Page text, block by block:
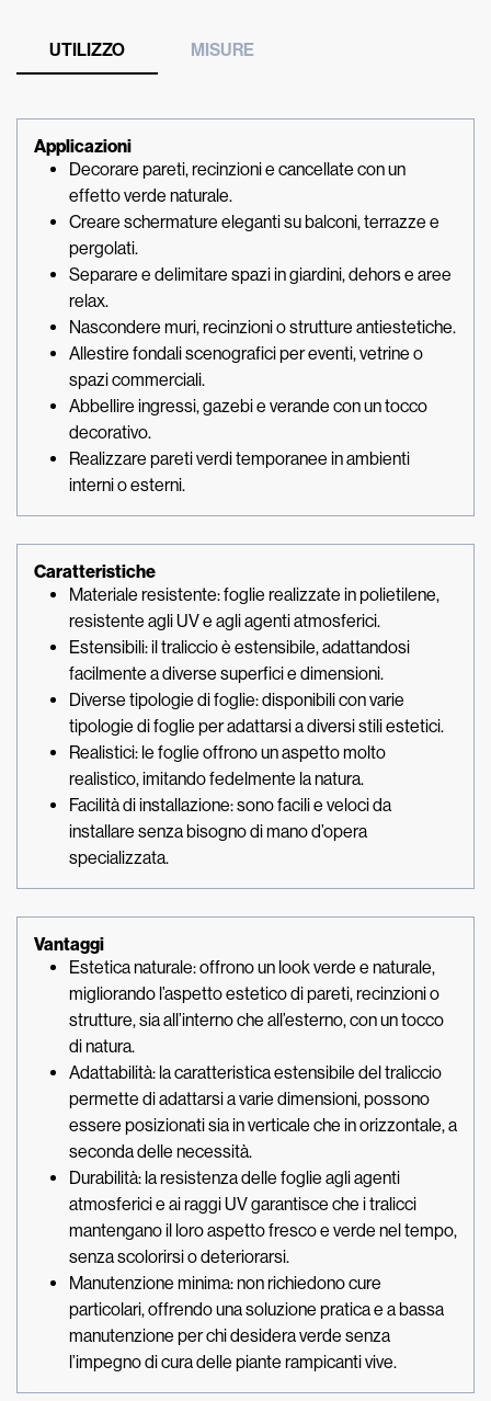
UTILIZZO MISURE
Applicazioni
Decorare pareti, recinzioni e cancellate con un
effetto verde naturale.
Creare schermature eleganti su balconi, terrazze e
pergolati.
Separare e delimitare spazi in giardini, dehors e aree
relax.
Nascondere muri, recinzioni o strutture antiestetiche.
Allestire fondali scenografici per eventi, vetrine o
spazi commerciali.
Abbellire ingressi, gazebi e verande con un tocco
decorativo.
Realizzare pareti verdi temporanee in ambienti
interni o esterni.
Caratteristiche
Materiale resistente: foglie realizzate in polietilene,
resistente agli UV e agli agenti atmosferici.
Estensibili: il traliccio è estensibile, adattandosi
facilmente a diverse superfici e dimensioni.
Diverse tipologie di foglie: disponibili con varie
tipologie di foglie per adattarsi a diversi stili estetici.
Realistici: le foglie offrono un aspetto molto
realistico, imitando fedelmente la natura.
Facilità di installazione: sono facili e veloci da
installare senza bisogno di mano d’opera
specializzata.
Vantaggi
Estetica naturale: offrono un look verde e naturale,
migliorando l’aspetto estetico di pareti, recinzioni o
strutture, sia all’interno che all’esterno, con un tocco
di natura.
Adattabilità: la caratteristica estensibile del traliccio
permette di adattarsi a varie dimensioni, possono
essere posizionati sia in verticale che in orizzontale, a
seconda delle necessità.
Durabilità: la resistenza delle foglie agli agenti
atmosferici e ai raggi UV garantisce che i tralicci
mantengano il loro aspetto fresco e verde nel tempo,
senza scolorirsi o deteriorarsi.
Manutenzione minima: non richiedono cure
particolari, offrendo una soluzione pratica e a bassa
manutenzione per chi desidera verde senza
l’impegno di cura delle piante rampicanti vive.